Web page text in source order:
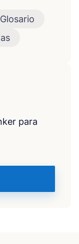
Glosario
para